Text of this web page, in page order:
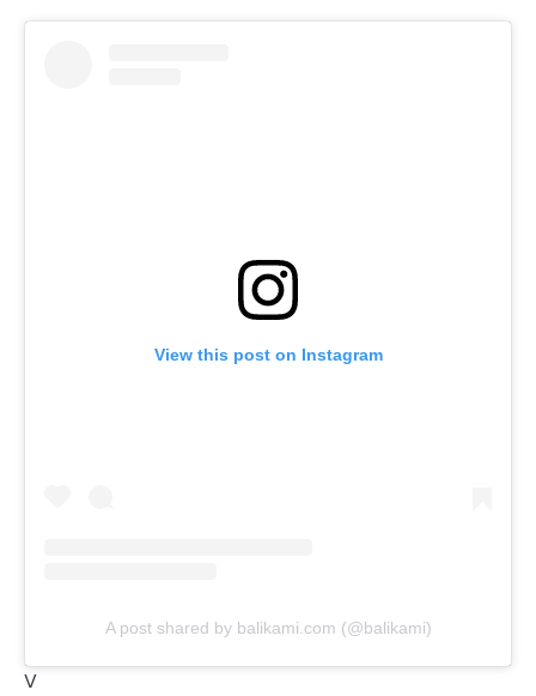
View this post on Instagram
A post shared by balikami.com (@balikami)
V